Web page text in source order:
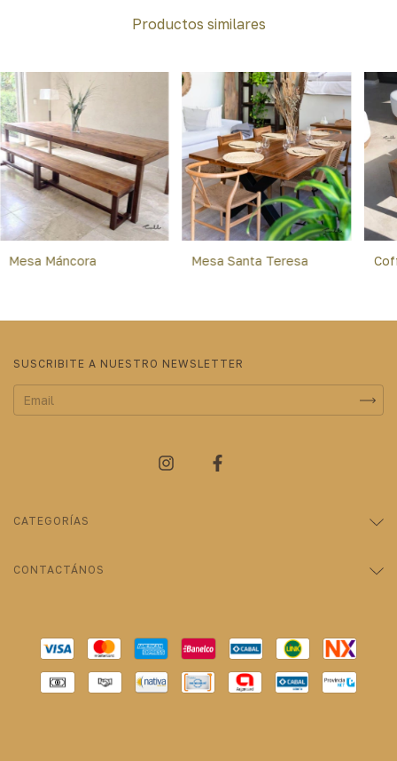
Productos similares
Mesa Máncora Mesa Santa Teresa
SUSCRIBITE A NUESTRO NEWSLETTER
CATEGORÍAS
CONTACTÁNOS